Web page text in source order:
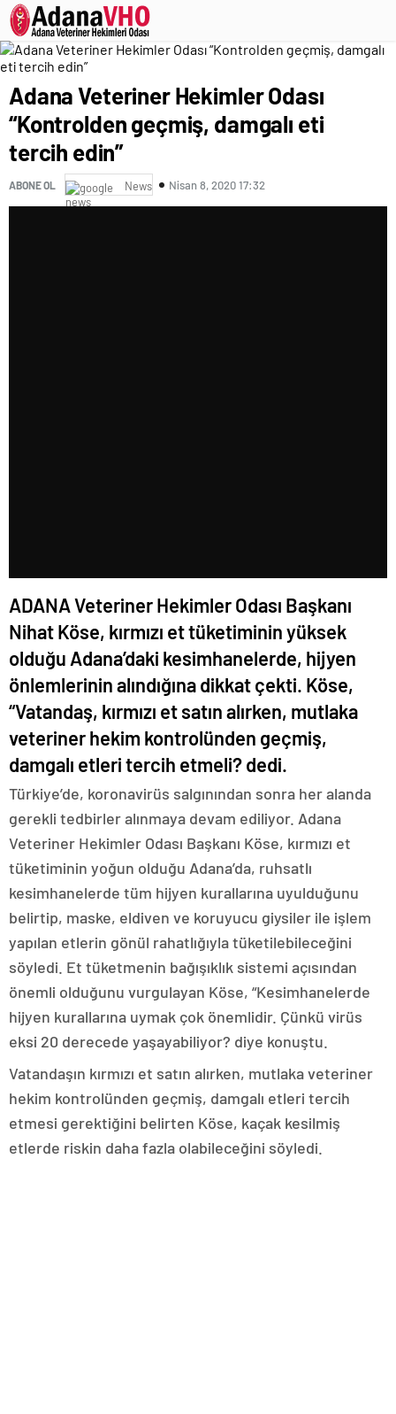
Adana Veteriner Hekimler Odası
“Kontrolden geçmiş, damgalı eti
tercih edin”
ABONE OL News Nisan 8, 2020 17:32
ADANA Veteriner Hekimler Odası Başkanı
Nihat Köse, kırmızı et tüketiminin yüksek
olduğu Adana’daki kesimhanelerde, hijyen
önlemlerinin alındığına dikkat çekti. Köse,
“Vatandaş, kırmızı et satın alırken, mutlaka
veteriner hekim kontrolünden geçmiş,
damgalı etleri tercih etmeli? dedi.
Türkiye’de, koronavirüs salgınından sonra her alanda
gerekli tedbirler alınmaya devam ediliyor. Adana
Veteriner Hekimler Odası Başkanı Köse, kırmızı et
tüketiminin yoğun olduğu Adana’da, ruhsatlı
kesimhanelerde tüm hijyen kurallarına uyulduğunu
belirtip, maske, eldiven ve koruyucu giysiler ile işlem
yapılan etlerin gönül rahatlığıyla tüketilebileceğini
söyledi. Et tüketmenin bağışıklık sistemi açısından
önemli olduğunu vurgulayan Köse, “Kesimhanelerde
hijyen kurallarına uymak çok önemlidir. Çünkü virüs
eksi 20 derecede yaşayabiliyor? diye konuştu.
Vatandaşın kırmızı et satın alırken, mutlaka veteriner
hekim kontrolünden geçmiş, damgalı etleri tercih
etmesi gerektiğini belirten Köse, kaçak kesilmiş
etlerde riskin daha fazla olabileceğini söyledi.